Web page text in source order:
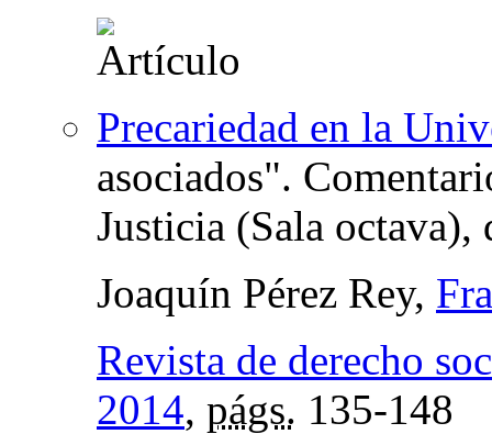
Precariedad en la
asociados".
Justicia (Sala octava),
Joaquín Pérez Rey,
Revista de derecho
2014, págs. 135-148